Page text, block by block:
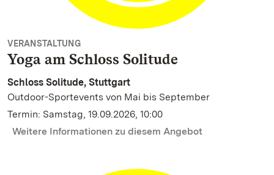
VERANSTALTUNG
Yoga am Schloss Solitude
Schloss Solitude, Stuttgart
Outdoor-Sportevents von Mai bis September
Termin: Samstag, 19.09.2026, 10:00
Weitere Informationen zu diesem Angebot